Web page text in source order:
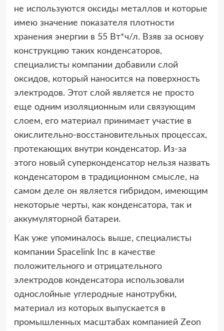
не используются оксиды металлов и которые
имею значение показателя плотности
хранения энергии в 55 Вт*ч/л. Взяв за основу
конструкцию таких конденсаторов,
специалисты компании добавили слой
оксидов, который наносится на поверхность
электродов. Этот слой является не просто
еще одним изоляционным или связующим
слоем, его материал принимает участие в
окислительно-восстановительных процессах,
протекающих внутри конденсатор. Из-за
этого новый суперконденсатор нельзя назвать
конденсатором в традиционном смысле, на
самом деле он является гибридом, имеющим
некоторые черты, как конденсатора, так и
аккумуляторной батареи.
Как уже упоминалось выше, специалисты
компании Spacelink Inc в качестве
положительного и отрицательного
электродов конденсатора использовали
однослойные углеродные нанотрубки,
материал из которых выпускается в
промышленных масштабах компанией Zeon